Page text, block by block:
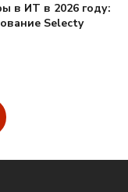
в ИТ в 2026 году:
Selecty